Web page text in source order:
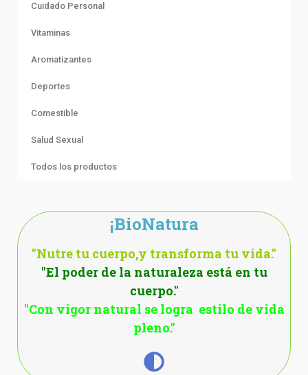
Cuidado Personal
Vitaminas
Aromatizantes
Deportes
Comestible
Salud Sexual
Todos los productos
¡BioNatura
"Nutre tu cuerpo,y transforma tu vida."
"El poder de la naturaleza está en tu
cuerpo."
"Con vigor natural se logra estilo de vida
pleno."